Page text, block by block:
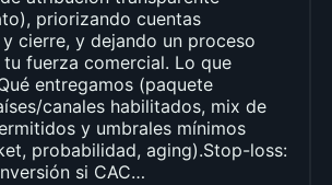
priorizando cuentas
cierre, y dejando un proceso
tu fuerza comercial. Lo que
entregamos (paquete
canales habilitados, mix de
y umbrales mínimos
probabilidad, aging).Stop-loss:
si CAC…